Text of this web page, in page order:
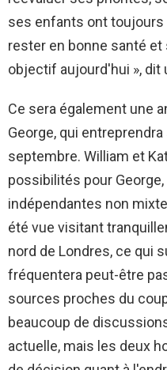
ses enfants ont toujours
rester en bonne santé
objectif aujourd'hui », dit
Ce sera également une
George, qui
septembre. William et
possibilités pour
indépendantes non
été vue visitant
nord de Londres, ce qui
fréquentera peut-être
sources proches du
beaucoup de
actuelle, mais les deux